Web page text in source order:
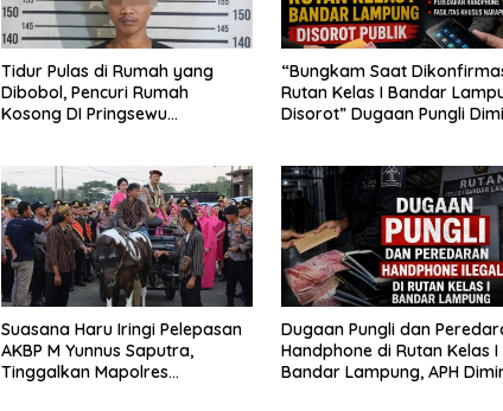
Tidur Pulas di Rumah yang
Dibobol, Pencuri Rumah
Kosong DI Pringsewu
“Bungkam Saat
Rutan Kelas I Bandar
Disorot” Dugaan Pungli
Suasana Haru Iringi Pelepasan
AKBP M Yunnus Saputra,
Tinggalkan Mapolres
Dugaan Pungli dan
Handphone di Rutan Kelas I
Bandar Lampung, APH